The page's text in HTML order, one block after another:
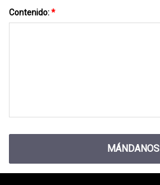
Contenido:*
MÁNDANOS